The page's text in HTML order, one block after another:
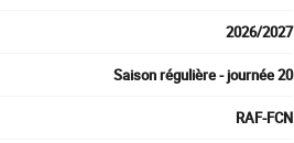
2026/2027
Saison régulière - journée 20
RAF-FCN